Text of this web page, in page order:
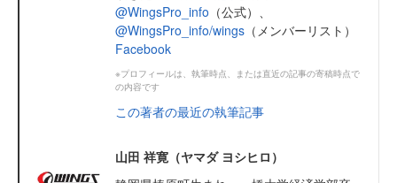
@WingsPro_info （公式）、
@WingsPro_info/wings （メンバーリスト）
Facebook
※プロフィールは、執筆時点、または直近の記事の寄稿時点で
の内容です
この著者の最近の執筆記事
山田 祥寛（ヤマダ ヨシヒロ）